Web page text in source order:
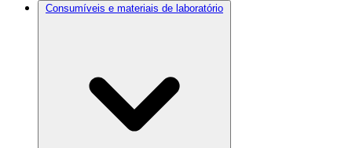
Consumíveis e materiais de laboratório